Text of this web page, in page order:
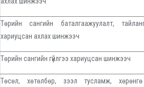
Төрийн сангийн баталгаажуулалт,
хариуцсан ахлах шинжээч
Төрийн сангийн гүйлгээ хариуцсан шинжээч
Төсөл, хөтөлбөр, зээл тусламж,